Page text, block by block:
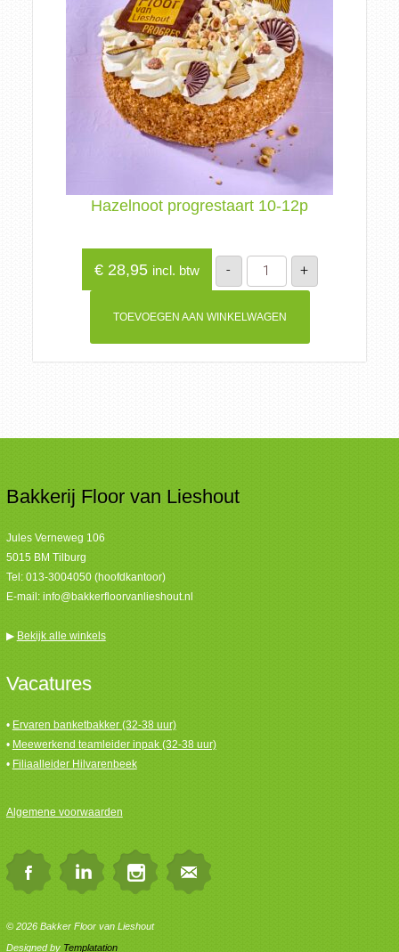
Hazelnoot progrestaart 10-12p
€28,95 incl. btw -
Hazelnoot
progrestaart
10-
aantal
+
TOEVOEGEN AAN WINKELWAGEN
Bakkerij Floor van Lieshout
Jules Verneweg 106
5015 BM Tilburg
Tel: 013-3004050 (hoofdkantoor)
E-mail: info@bakkerfloorvanlieshout.nl
▶ Bekijk alle winkels
Vacatures
• Ervaren banketbakker (32-38 uur)
• Meewerkend teamleider inpak (32-38 uur)
• Filiaalleider Hilvarenbeek
Algemene voorwaarden
© 2026 Bakker Floor van Lieshout
Designed by Templatation